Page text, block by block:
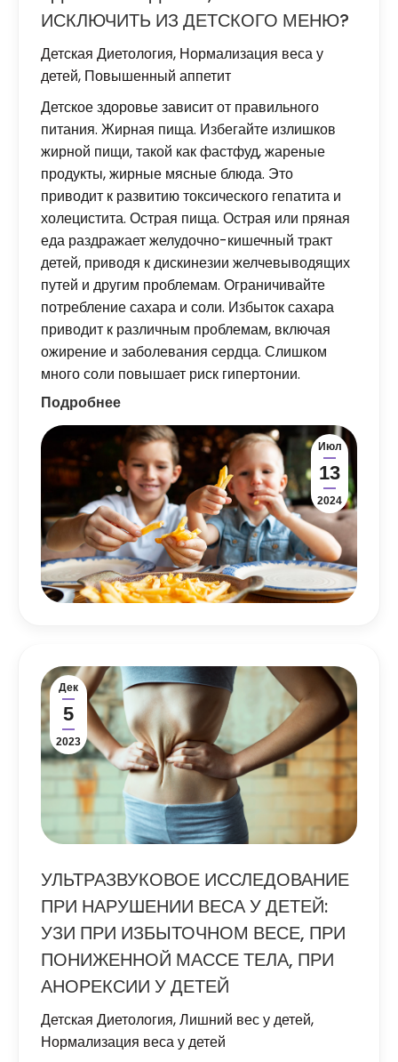
ИСКЛЮЧИТЬ ИЗ ДЕТСКОГО МЕНЮ?
Детская Диетология, Нормализация веса у
детей, Повышенный аппетит
Детское здоровье зависит от правильного
питания. Жирная пища. Избегайте излишков
жирной пищи, такой как фастфуд, жареные
продукты, жирные мясные блюда. Это
приводит к развитию токсического гепатита и
холецистита. Острая пища. Острая или пряная
еда раздражает желудочно-кишечный тракт
детей, приводя к дискинезии желчевыводящих
путей и другим проблемам. Ограничивайте
потребление сахара и соли. Избыток сахара
приводит к различным проблемам, включая
ожирение и заболевания сердца. Слишком
много соли повышает риск гипертонии.
Подробнее
Июл
13
2024
Дек
5
2023
УЛЬТРАЗВУКОВОЕ ИССЛЕДОВАНИЕ
ПРИ НАРУШЕНИИ ВЕСА У ДЕТЕЙ:
УЗИ ПРИ ИЗБЫТОЧНОМ ВЕСЕ, ПРИ
ПОНИЖЕННОЙ МАССЕ ТЕЛА, ПРИ
АНОРЕКСИИ У ДЕТЕЙ
Детская Диетология,Лишний вес у детей,
Нормализация веса у детей